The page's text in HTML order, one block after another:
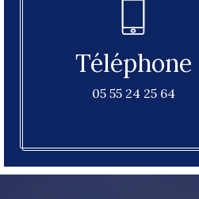
Téléphone
05 55 24 25 64